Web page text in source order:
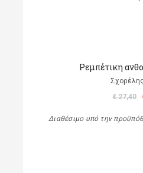
Ρεμπέτικη
€ 27,40
Διαθέσιμο υπό την